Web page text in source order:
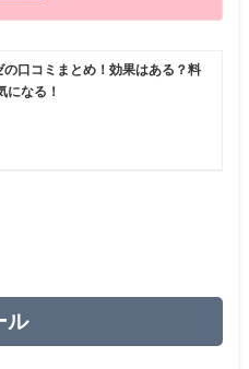
の口コミまとめ！効果はある？料
になる！
ル